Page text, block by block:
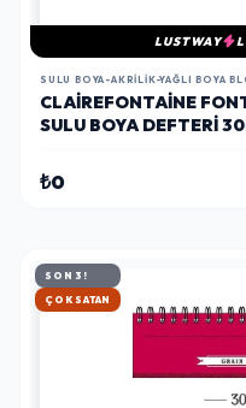
LUSTWAY
SULU BOYA-AKRILIK-YAĞLI BOYA
CLAIREFONTAINE
SULU BOYA DEFTERI
₺0
SON 3!
HIZLI KARGO